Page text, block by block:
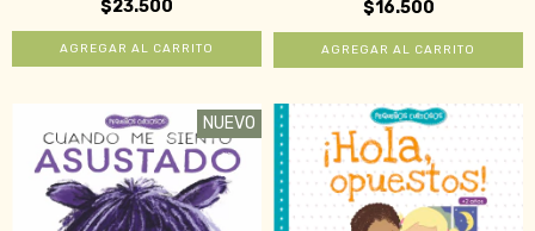
$23.500 $16.500
NUEVO